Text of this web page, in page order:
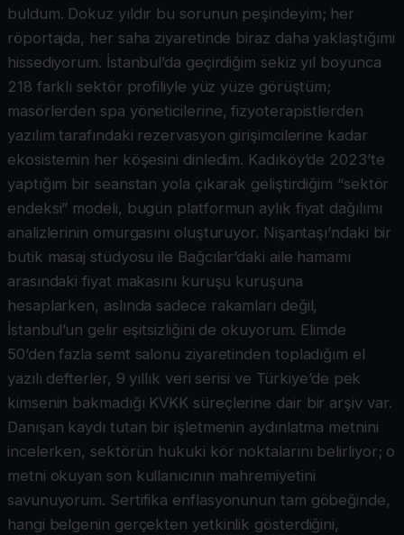
buldum. Dokuz yıldır bu sorunun peşindeyim; her
röportajda, her saha ziyaretinde biraz daha yaklaştığımı
hissediyorum. İstanbul’da geçirdiğim sekiz yıl boyunca
218 farklı sektör profiliyle yüz yüze görüştüm;
masörlerden spa yöneticilerine, fizyoterapistlerden
yazılım tarafındaki rezervasyon girişimcilerine kadar
ekosistemin her köşesini dinledim. Kadıköy’de 2023’te
yaptığım bir seanstan yola çıkarak geliştirdiğim “sektör
endeksi” modeli, bugün platformun aylık fiyat dağılımı
analizlerinin omurgasını oluşturuyor. Nişantaşı’ndaki bir
butik masaj stüdyosu ile Bağcılar’daki aile hamamı
arasındaki fiyat makasını kuruşu kuruşuna
hesaplarken, aslında sadece rakamları değil,
İstanbul’un gelir eşitsizliğini de okuyorum. Elimde
50’den fazla semt salonu ziyaretinden topladığım el
yazılı defterler, 9 yıllık veri serisi ve Türkiye’de pek
kimsenin bakmadığı KVKK süreçlerine dair bir arşiv var.
Danışan kaydı tutan bir işletmenin aydınlatma metnini
incelerken, sektörün hukuki kör noktalarını belirliyor; o
metni okuyan son kullanıcının mahremiyetini
savunuyorum. Sertifika enflasyonunun tam göbeğinde,
hangi belgenin gerçekten yetkinlik gösterdiğini,